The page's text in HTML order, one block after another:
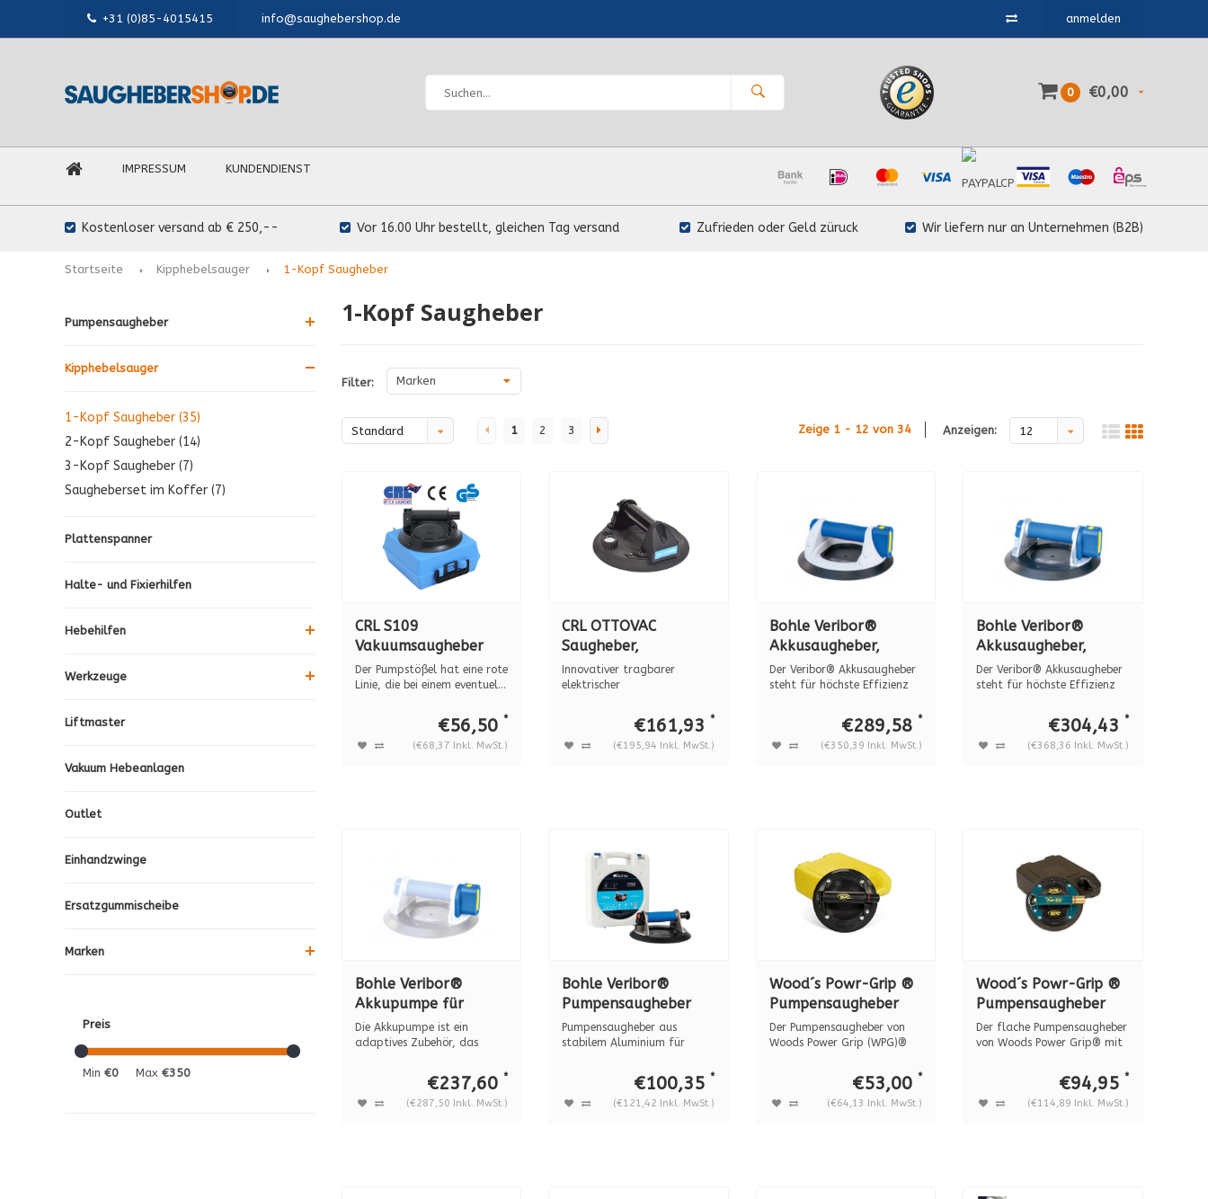
+31 (0)85-4015415 info@saughebershop.de anmelden
0 €0,00
IMPRESSUM KUNDENDIENST
Kostenloser versand ab € 250,-- Vor 16.00 Uhr bestellt, gleichen Tag versand Zufrieden oder Geld züruck Wir liefern nur an Unternehmen (B2B)
Startseite Kipphebelsauger 1-Kopf Saugheber
Pumpensaugheber
Kipphebelsauger
1-Kopf Saugheber (35)
2-Kopf Saugheber (14)
3-Kopf Saugheber (7)
Saugheberset im Koffer (7)
Plattenspanner
Halte- und Fixierhilfen
Hebehilfen
Werkzeuge
Liftmaster
Vakuum Hebeanlagen
Outlet
Einhandzwinge
Ersatzgummischeibe
Marken
Preis
Min €0 Max €350
1-Kopf Saugheber
Filter: Marken
Standard 1 2 3 Zeige 1 - 12 von 34 Anzeigen: 12
CRL S109
Vakuumsaugheber
mit Pumpe, 57 kg
Tragkraft, für
Der Pumpstößel hat eine rote
Linie, die bei einem eventuel...
€56,50 *
(€68,37 Inkl. MwSt.)
CRL OTTOVAC
Saugheber,
batteriebetrieben,
100 kg, (ø 200 mm)
Innovativer tragbarer
elektrischer
€161,93 *
(€195,94 Inkl. MwSt.)
Bohle Veribor®
Akkusaugheber,
Kunststoff, BO 601GA
Der Veribor® Akkusaugheber
steht für höchste Effizienz
€289,58 *
(€350,39 Inkl. MwSt.)
Bohle Veribor®
Akkusaugheber,
Aluminium, BO 601A
Der Veribor® Akkusaugheber
steht für höchste Effizienz
€304,43 *
(€368,36 Inkl. MwSt.)
Bohle Veribor®
Akkupumpe für
Pumpensaugheber,
BO 601.0A
Die Akkupumpe ist ein
adaptives Zubehör, das
€237,60 *
(€287,50 Inkl. MwSt.)
Bohle Veribor®
Pumpensaugheber
BO 601 aluminium,
120 kg. (im koffer)
Pumpensaugheber aus
stabilem Aluminium für
€100,35 *
(€121,42 Inkl. MwSt.)
Wood´s Powr-Grip ®
Pumpensaugheber
N4000, lexan. 57 kg
Der Pumpensaugheber von
Woods Power Grip (WPG)®
€53,00 *
(€64,13 Inkl. MwSt.)
Wood´s Powr-Grip ®
Pumpensaugheber
N4950 metall, 57 kg.
Der flache Pumpensaugheber
von Woods Power Grip® mit
€94,95 *
(€114,89 Inkl. MwSt.)